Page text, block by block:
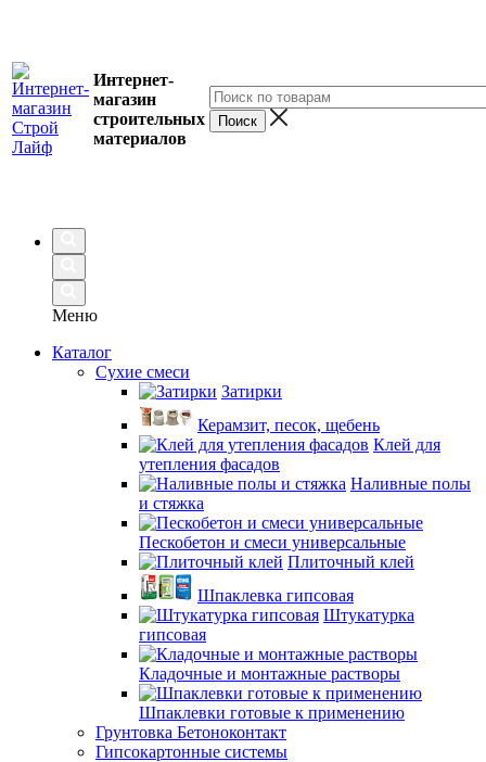
Интернет-
магазин
строительных
материалов
Меню
Каталог
Сухие смеси
Затирки
Керамзит, песок, щебень
Клей для
утепления фасадов
Наливные полы
и стяжка
Пескобетон и смеси универсальные
Плиточный клей
Шпаклевка гипсовая
Штукатурка
гипсовая
Кладочные и монтажные растворы
Шпаклевки готовые к применению
Грунтовка Бетоноконтакт
Гипсокартонные системы